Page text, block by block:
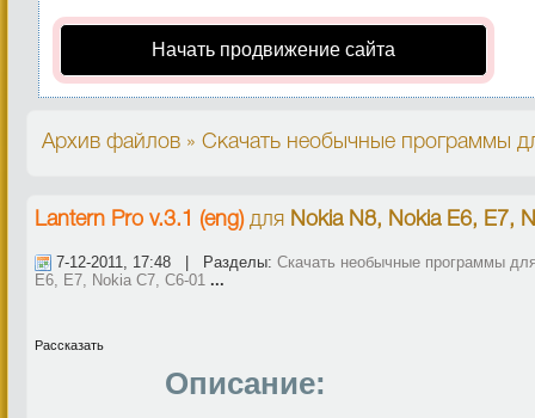
Начать продвижение сайта
Архив файлов » Скачать необычные программы
Lantern Pro v.3.1 (eng)для Nokia N8, Nokia E6, E7,
7-12-2011, 17:48 | Разделы: Скачать необычные программы
E6, E7, Nokia C7, C6-01 ...
Рассказать
Описание: